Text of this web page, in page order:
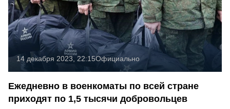
14 декабря 2023, 22:15Официально
Ежедневно в военкоматы по всей стране
приходят по 1,5 тысячи добровольцев